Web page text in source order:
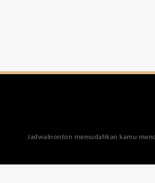
Jadwalnonton memudahkan kamu